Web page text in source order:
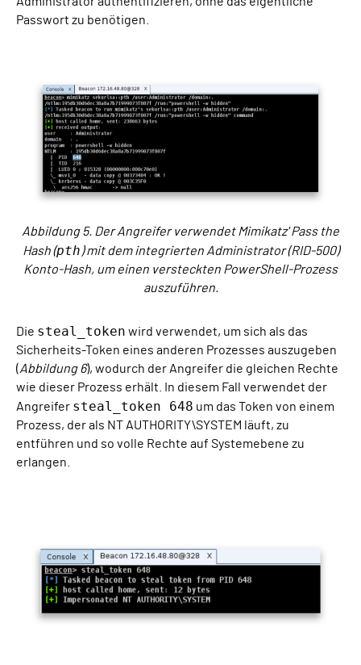
Passwort zu benötigen.
Abbildung 5. Der Angreifer verwendet Mimikatz' Pass the
Hash (pth) mit dem integrierten Administrator (RID-500)
Konto-Hash, um einen versteckten PowerShell-Prozess
auszuführen.
Die steal_token wird verwendet, um sich als das
Sicherheits-Token eines anderen Prozesses auszugeben
(Abbildung 6), wodurch der Angreifer die gleichen Rechte
wie dieser Prozess erhält. In diesem Fall verwendet der
Angreifer steal_token 648 um das Token von einem
Prozess, der als NT AUTHORITY\SYSTEM läuft, zu
entführen und so volle Rechte auf Systemebene zu
erlangen.